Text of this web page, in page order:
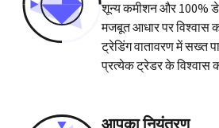
शून्य कमीशन और 100%
मजबूत आधार पर विश्वास
ट्रेडिंग वातावरण में सख्त
प्रत्येक ट्रेडर के विश्वास
आपका नियंत्रण